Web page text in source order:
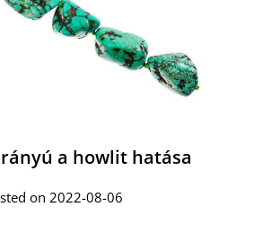
a howlit hatása
on 2022-08-06